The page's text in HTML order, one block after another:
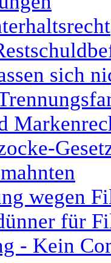
sich
wegen
für
- Kein